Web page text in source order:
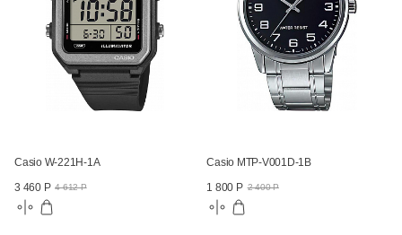
Casio W-221H-1A
3 460 Р 4 612 Р
Casio MTP-V001D-1B
1 800 Р 2 400 Р